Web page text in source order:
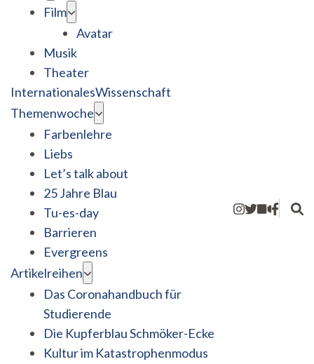
Film
Avatar
Musik
Theater
InternationalesWissenschaft
Themenwoche
Farbenlehre
Liebs
Let’s talk about
25 Jahre Blau
Tu-es-day
Barrieren
Evergreens
Artikelreihen
Das Coronahandbuch für
Studierende
Die Kupferblau Schmöker-Ecke
Kultur im Katastrophenmodus